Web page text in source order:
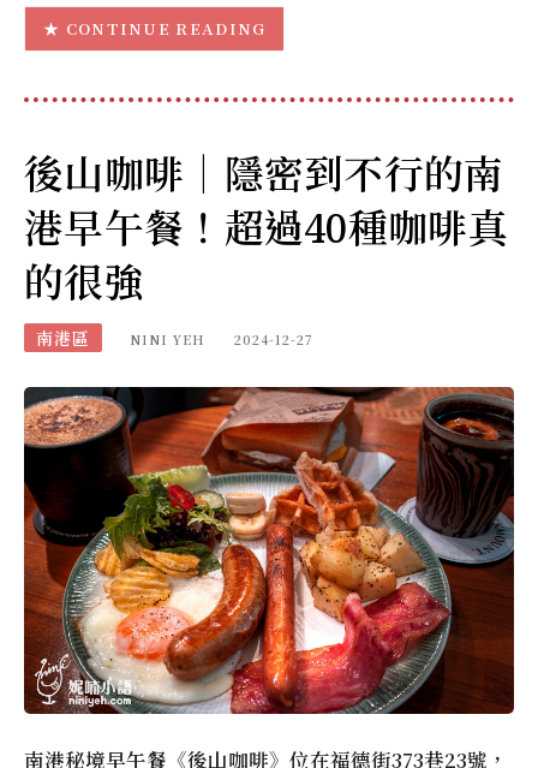
CONTINUE READING
後山咖啡｜隱密到不行的南
港早午餐！超過40種咖啡真
的很強
南港區 NINI YEH 2024-12-27
南港秘境早午餐《後山咖啡》位在福德街373巷23號，